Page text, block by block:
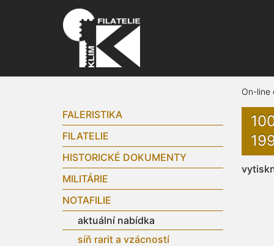
FALERISTIKA
FILATELIE
HISTORICKÉ DOKUMENTY
MILITÁRIE
NOTAFILIE
aktuální nabídka
síň rarit a vzácností
On-line